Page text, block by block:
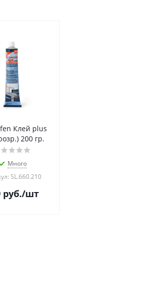
Клей plus
200 гр.
Много
SL.660.210
руб./шт